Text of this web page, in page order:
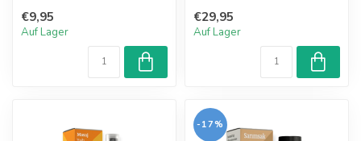
€9,95
Auf Lager
€29,95
Auf Lager
-17%